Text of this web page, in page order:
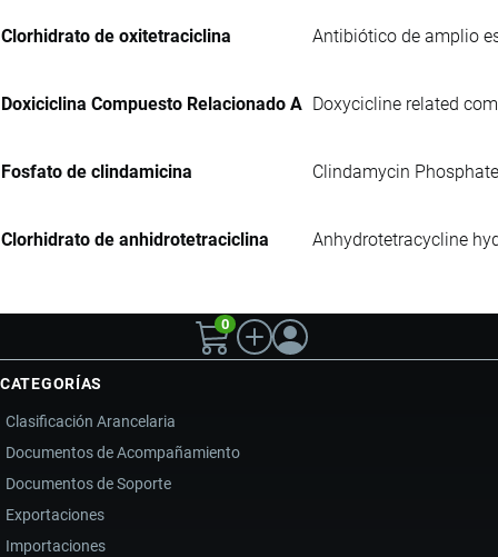
Clorhidrato de oxitetraciclina Antibiótico de amplio
Doxiciclina Compuesto Relacionado A Doxycicline related
Fosfato de clindamicina Clindamycin
Clorhidrato de anhidrotetraciclina Anhydrotetracycline
0
CATEGORÍAS
Clasificación Arancelaria
Documentos de Acompañamiento
Documentos de Soporte
Exportaciones
Importaciones